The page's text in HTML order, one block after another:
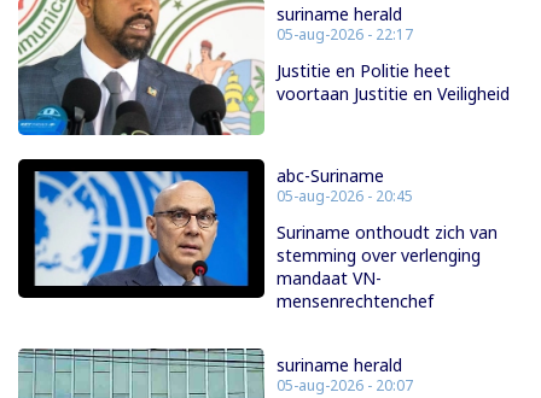
suriname herald
05-aug-2026 - 22:17
Justitie en Politie heet
voortaan Justitie en Veiligheid
abc-Suriname
05-aug-2026 - 20:45
Suriname onthoudt zich van
stemming over verlenging
mandaat VN-
mensenrechtenchef
suriname herald
05-aug-2026 - 20:07